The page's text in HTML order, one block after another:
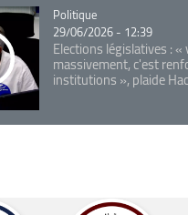
Catégorie
Politique
29/06/2026 - 12:39
Elections législatives :
massivement, c'est
institutions », plaide